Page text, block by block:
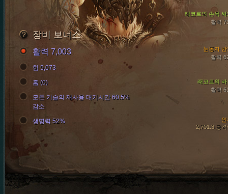
래코르의 손목 싸
활력
래코르의 바
활력
2,701.3 공격
눈동자 반
활력
장비 보너스
활력 7,003
힘 5,073
홈 (0)
모든 기술의 재사용 대기시간 60.5%
감소
생명력 52%